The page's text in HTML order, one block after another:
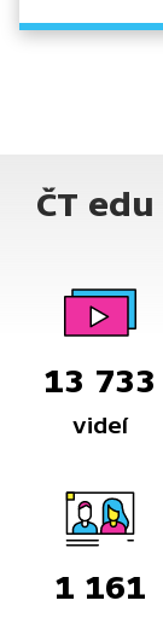
ČT
13 733
videí
1 161